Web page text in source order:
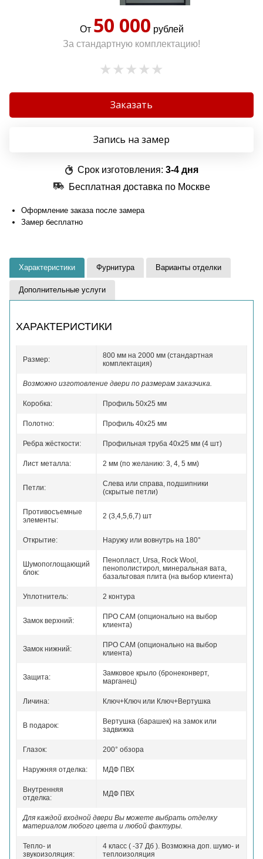
От 50 000 рублей
За стандартную комплектацию!
Заказать
Запись на замер
Срок изготовления: 3-4 дня
Бесплатная доставка по Москве
Оформление заказа после замера
Замер бесплатно
Характеристики Фурнитура Варианты отделки
Дополнительные услуги
ХАРАКТЕРИСТИКИ
Размер:
800 мм на 2000 мм (стандартная
комплектация)
Возможно изготовление двери по размерам заказчика.
Коробка: Профиль 50x25 мм
Полотно: Профиль 40x25 мм
Ребра жёсткости: Профильная труба 40х25 мм (4 шт)
Лист металла: 2 мм (по желанию: 3, 4, 5 мм)
Петли:
Слева или справа, подшипники
(скрытые петли)
Противосъемные
элементы:
2 (3,4,5,6,7) шт
Открытие: Наружу или вовнутрь на 180°
Шумопоглощающий
блок:
Пенопласт, Ursa, Rock Wool,
пенополистирол, минеральная вата,
базальтовая плита (на выбор клиента)
Уплотнитель: 2 контура
Замок верхний:
ПРО САМ (опционально на выбор
клиента)
Замок нижний:
ПРО САМ (опционально на выбор
клиента)
Защита:
Замковое крыло (бронеконверт,
марганец)
Личина: Ключ+Ключ или Ключ+Вертушка
В подарок:
Вертушка (барашек) на замок или
задвижка
Глазок: 200° обзора
Наружняя отделка: МДФ ПВХ
Внутренняя
отделка:
МДФ ПВХ
Для каждой входной двери Вы можете выбрать отделку
материалом любого цвета и любой фактуры.
Тепло- и
звукоизоляция:
4 класс ( -37 Дб ). Возможна доп. шумо- и
теплоизоляция